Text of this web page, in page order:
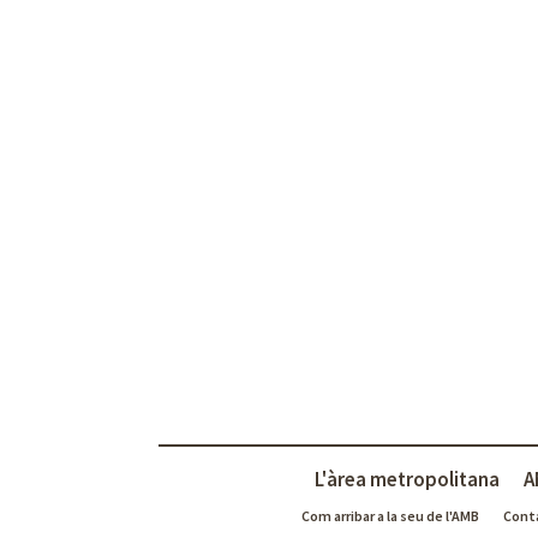
L'àrea metropolitana
Com arribar a la seu de l'AMB